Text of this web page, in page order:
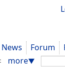
News Forum
more▼